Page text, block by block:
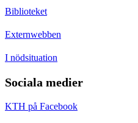
Biblioteket
Externwebben
I nödsituation
Sociala medier
KTH på Facebook